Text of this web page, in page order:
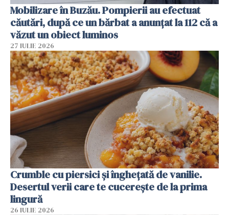
Mobilizare în Buzău. Pompierii au efectuat
căutări, după ce un bărbat a anunțat la 112 că a
văzut un obiect luminos
27 IULIE 2026
Crumble cu piersici și înghețată de vanilie.
Desertul verii care te cucerește de la prima
lingură
26 IULIE 2026